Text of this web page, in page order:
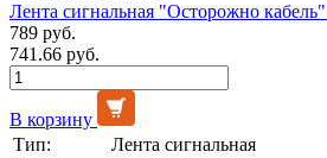
Лента сигнальная "Осторожно
789 руб.
741.66 руб.
В корзину
Тип:
Лента сигнальная